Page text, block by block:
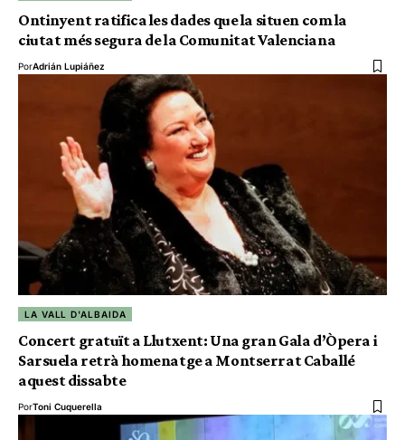
Ontinyent ratifica les dades que la situen com la
ciutat més segura de la Comunitat Valenciana
PorAdrián Lupiáñez
LA VALL D'ALBAIDA
Concert gratuït a Llutxent: Una gran Gala d’Òpera i
Sarsuela retrà homenatge a Montserrat Caballé
aquest dissabte
PorToni Cuquerella